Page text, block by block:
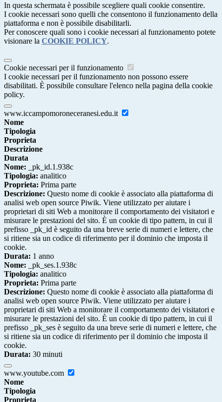
In questa schermata è possibile scegliere quali cookie consentire.
I cookie necessari sono quelli che consentono il funzionamento della
piattaforma e non è possibile disabilitarli.
Per conoscere quali sono i cookie necessari al funzionamento potete
visionare la COOKIE POLICY.
Cookie necessari per il funzionamento
I cookie necessari per il funzionamento non possono essere
disabilitati. È possibile consultare l'elenco nella pagina della cookie
policy.
www.iccampomoroneceranesi.edu.it
Nome
Tipologia
Proprieta
Descrizione
Durata
Nome: _pk_id.1.938c
Tipologia: analitico
Proprieta: Prima parte
Descrizione: Questo nome di cookie è associato alla piattaforma di
analisi web open source Piwik. Viene utilizzato per aiutare i
proprietari di siti Web a monitorare il comportamento dei visitatori e
misurare le prestazioni del sito. È un cookie di tipo pattern, in cui il
prefisso _pk_id è seguito da una breve serie di numeri e lettere, che
si ritiene sia un codice di riferimento per il dominio che imposta il
cookie.
Durata: 1 anno
Nome: _pk_ses.1.938c
Tipologia: analitico
Proprieta: Prima parte
Descrizione: Questo nome di cookie è associato alla piattaforma di
analisi web open source Piwik. Viene utilizzato per aiutare i
proprietari di siti Web a monitorare il comportamento dei visitatori e
misurare le prestazioni del sito. È un cookie di tipo pattern, in cui il
prefisso _pk_ses è seguito da una breve serie di numeri e lettere, che
si ritiene sia un codice di riferimento per il dominio che imposta il
cookie.
Durata: 30 minuti
www.youtube.com
Nome
Tipologia
Proprieta